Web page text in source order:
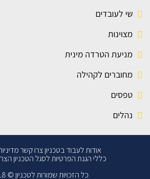
שי לעובדים
מצוינות
מניעת הטרדה מינית
מחוברים לקהילה
טפסים
נהלים
כל הזכויות שמורות לטכניון © 2018
אודותלעבוד בטכניון צרו קשר
כללי הגנת הפרטיות לסגל הטכניון